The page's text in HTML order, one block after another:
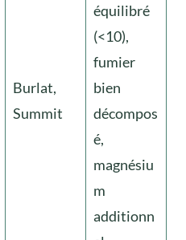
Burlat,
Summit
équilibré
(<10),
fumier
bien
décompos
é,
magnésiu
m
additionn